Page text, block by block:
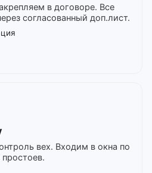
в договоре. Все
согласованный доп.лист.
вех. Входим в окна по